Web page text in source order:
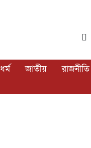
ধর্ম জাতীয় রাজনীতি